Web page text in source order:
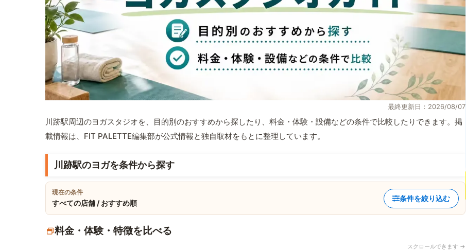
最終更新日：2026/08/07
川跡駅周辺のヨガスタジオを、目的別のおすすめから探したり、料金・体験・設備などの条件で比較したりできます。掲
載情報は、FIT PALETTE編集部が公式情報と独自取材をもとに整理しています。
川跡駅のヨガを条件から探す
現在の条件
すべての店舗 / おすすめ順
条件を絞り込む
料金・体験・特徴を比べる
スクロールできます →